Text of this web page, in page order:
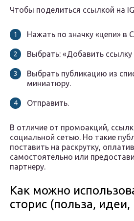
Чтобы поделиться ссылкой на
Нажать по значку «цепи» в
Выбрать: «Добавить ссылку
Выбрать публикацию из
миниатюру.
Отправить.
В отличие от промоакций,
социальной сетью. Но такие
поставить на раскрутку,
самостоятельно или
партнеру.
Как можно
сторис (польза,